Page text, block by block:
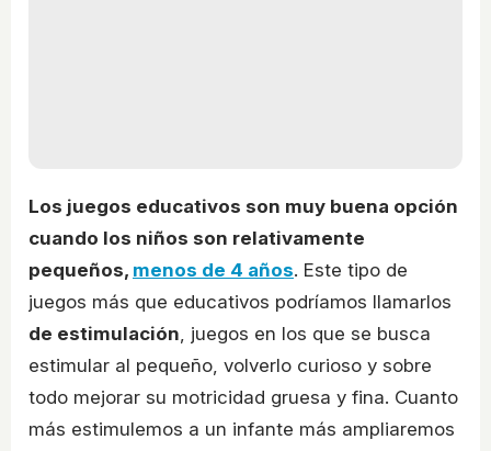
Los juegos educativos son muy buena opción
cuando los niños son relativamente
pequeños, menos de 4 años. Este tipo de
juegos más que educativos podríamos llamarlos
de estimulación , juegos en los que se busca
estimular al pequeño, volverlo curioso y sobre
todo mejorar su motricidad gruesa y fina. Cuanto
más estimulemos a un infante más ampliaremos